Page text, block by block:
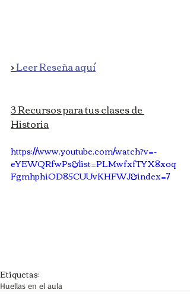
> Leer Reseña aquí
3 Recursos para tus clases de
Historia
https://www.youtube.com/watch?v=-
eYEWQRfwPs&list=PLMwfxfTYX8xoq
FgmhphiOD85CUUvKHFWJ&index=7
Etiquetas:
Huellas en el aula